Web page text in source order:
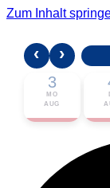
Zum Inhalt
‹ ›
3
MO
AUG